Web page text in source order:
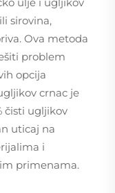
sirovina,
Ova metoda
problem
opcija
crnac je
čisti ugljikov
uticaj na
i
primenama.